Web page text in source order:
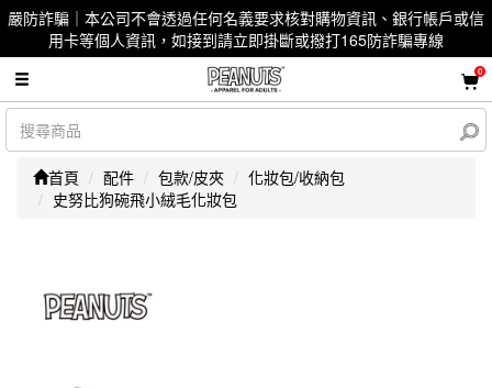
嚴防詐騙｜本公司不會透過任何名義要求核對購物資訊、銀行帳戶或信
用卡等個人資訊，如接到請立即掛斷或撥打165防詐騙專線
0
首頁 配件 包款/皮夾
化妝包/收納包
史努比狗碗飛小絨毛化妝包